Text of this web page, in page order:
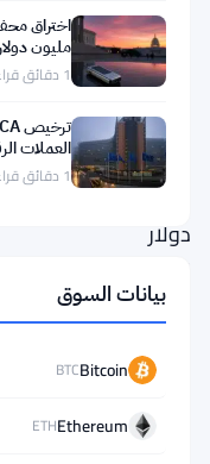
حدث
يقارب
مليارات
دولار
صناديق
المتداولة
مليون
1 دقائق قراءة · Aug 8, 2026
العملات
1 دقائق قراءة · Aug 8, 2026
بيانات السوق
Bitcoin
BTC
Ethereum
ETH